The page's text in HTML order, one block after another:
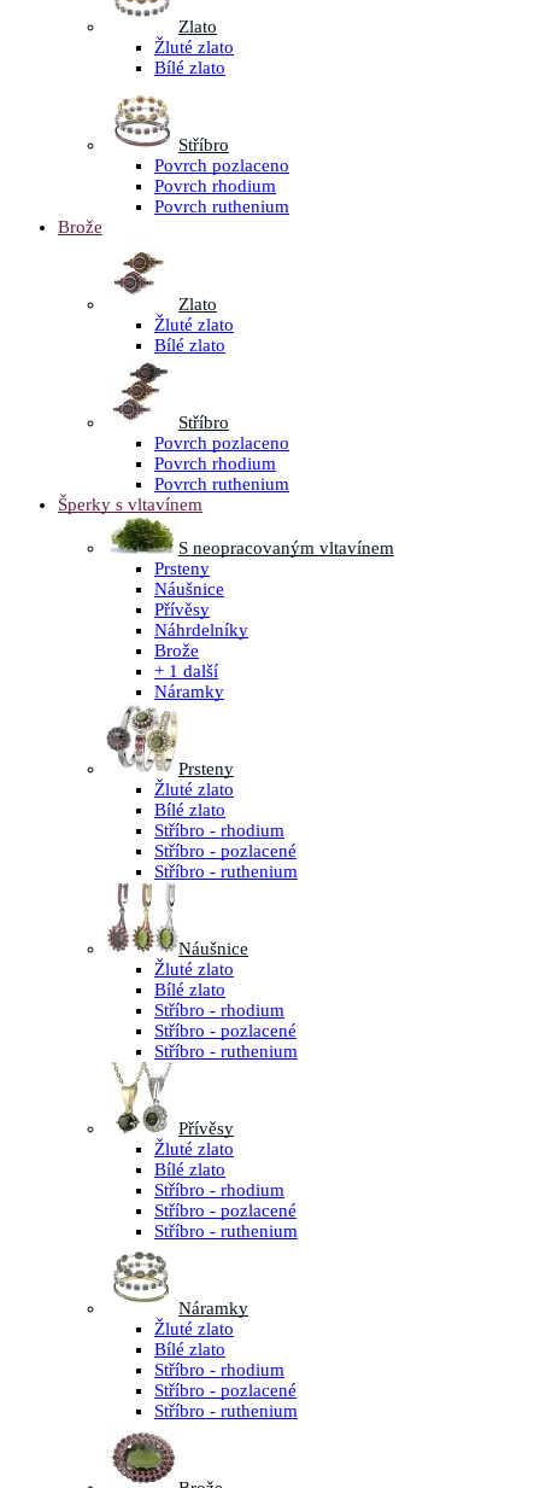
Zlato
Žluté zlato
Bílé zlato
Stříbro
Povrch pozlaceno
Povrch rhodium
Povrch ruthenium
Brože
Zlato
Žluté zlato
Bílé zlato
Stříbro
Povrch pozlaceno
Povrch rhodium
Povrch ruthenium
Šperky s vltavínem
S neopracovaným vltavínem
Prsteny
Náušnice
Přívěsy
Náhrdelníky
Brože
+ 1 další
Náramky
Prsteny
Žluté zlato
Bílé zlato
Stříbro - rhodium
Stříbro - pozlacené
Stříbro - ruthenium
Náušnice
Žluté zlato
Bílé zlato
Stříbro - rhodium
Stříbro - pozlacené
Stříbro - ruthenium
Přívěsy
Žluté zlato
Bílé zlato
Stříbro - rhodium
Stříbro - pozlacené
Stříbro - ruthenium
Náramky
Žluté zlato
Bílé zlato
Stříbro - rhodium
Stříbro - pozlacené
Stříbro - ruthenium